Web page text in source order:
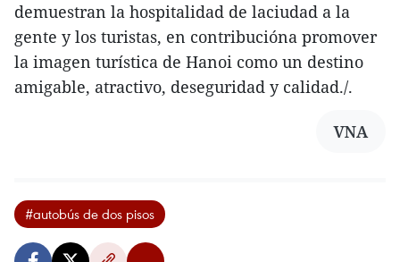
demuestran la hospitalidad de laciudad a la
gente y los turistas, en contribucióna promover
la imagen turística de Hanoi como un destino
amigable, atractivo, deseguridad y calidad./.
VNA
#autobús de dos pisos